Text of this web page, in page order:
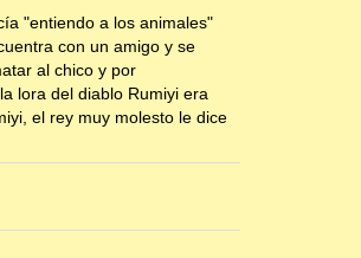
"entiendo a los animales"
con un amigo y se
al chico y por
lora del diablo Rumiyi era
el rey muy molesto le dice